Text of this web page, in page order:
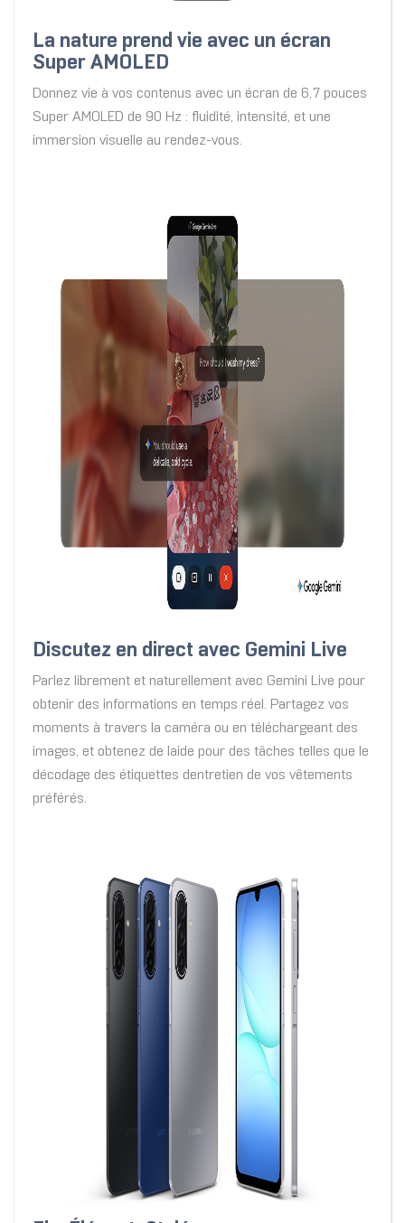
La nature prend vie avec un écran
Super AMOLED
Donnez vie à vos contenus avec un écran de 6,7 pouces
Super AMOLED de 90 Hz : fluidité, intensité, et une
immersion visuelle au rendez-vous.
Discutez en direct avec Gemini Live
Parlez librement et naturellement avec Gemini Live pour
obtenir des informations en temps réel. Partagez vos
moments à travers la caméra ou en téléchargeant des
images, et obtenez de laide pour des tâches telles que le
décodage des étiquettes dentretien de vos vêtements
préférés.